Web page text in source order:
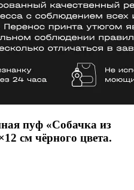
пуф «Собачка из
см чёрного цвета.